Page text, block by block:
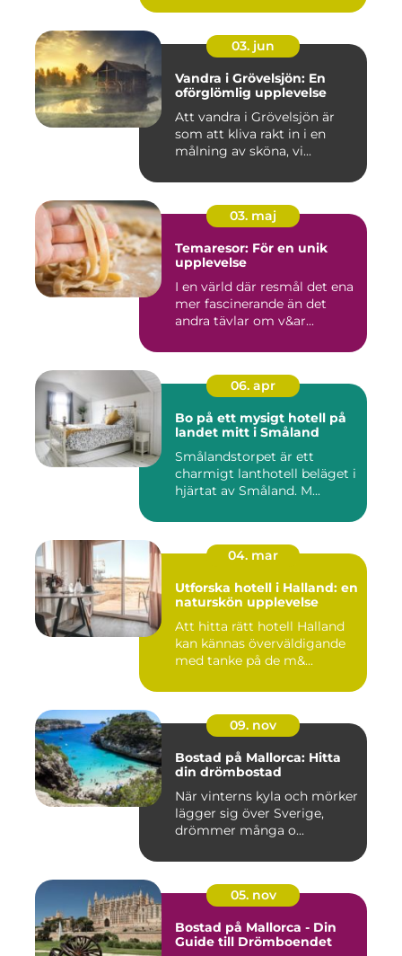
03. jun
Vandra i Grövelsjön: En
oförglömlig upplevelse
Att vandra i Grövelsjön är
som att kliva rakt in i en
målning av sköna, vi...
03. maj
Temaresor: För en unik
upplevelse
I en värld där resmål det ena
mer fascinerande än det
andra tävlar om v&ar...
06. apr
Bo på ett mysigt hotell på
landet mitt i Småland
Smålandstorpet är ett
charmigt lanthotell beläget i
hjärtat av Småland. M...
04. mar
Utforska hotell i Halland: en
naturskön upplevelse
Att hitta rätt hotell Halland
kan kännas överväldigande
med tanke på de m&...
09. nov
Bostad på Mallorca: Hitta
din drömbostad
När vinterns kyla och mörker
lägger sig över Sverige,
drömmer många o...
05. nov
Bostad på Mallorca - Din
Guide till Drömboendet